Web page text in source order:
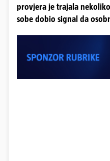
provjera je trajala
sobe dobio signal da